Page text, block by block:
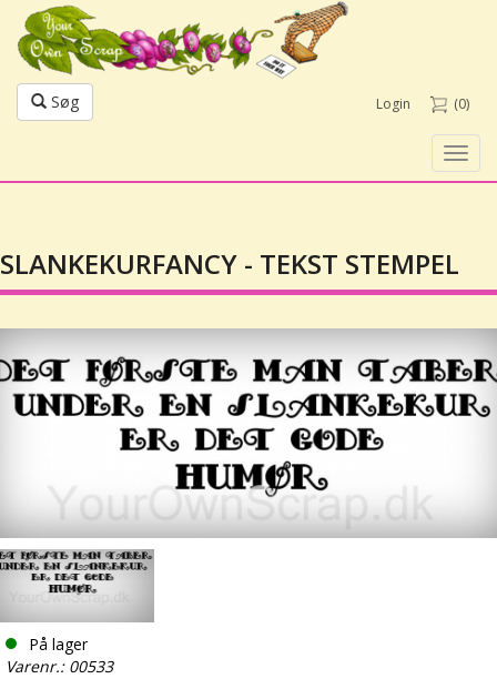
Søg Login (0)
SLANKEKURFANCY - TEKST STEMPEL
På lager
Varenr.: 00533